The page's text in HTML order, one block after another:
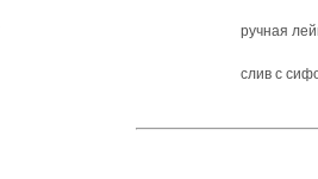
ручная
слив с